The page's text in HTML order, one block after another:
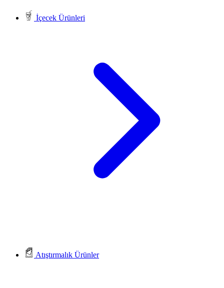
İçecek Ürünleri
Atıştırmalık Ürünler